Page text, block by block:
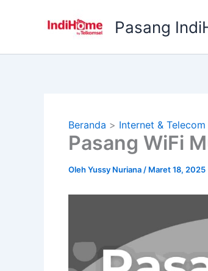
Pasang
Beranda Internet & Telecom
Pasang WiFi
OlehYussy Nuriana / Maret 18, 2025